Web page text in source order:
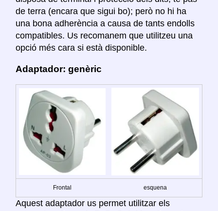
de terra (encara que sigui bo); però no hi ha
una bona adherència a causa de tants endolls
compatibles. Us recomanem que utilitzeu una
opció més cara si està disponible.
Adaptador: genèric
Frontal esquena
Aquest adaptador us permet utilitzar els